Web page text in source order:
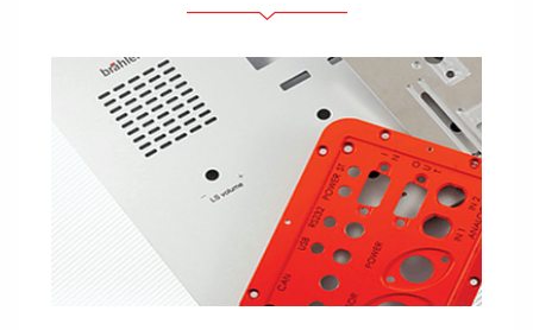
Fóliacímkék
Fóliabillentyűzet, Membrános billentyűzet
Fém címkék
Címkék
Műanyag címkék és cédulák
MUTASS TÖBBET